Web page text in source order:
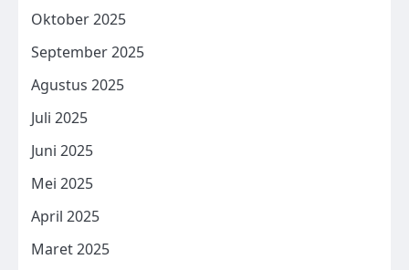
Oktober 2025
September 2025
Agustus 2025
Juli 2025
Juni 2025
Mei 2025
April 2025
Maret 2025